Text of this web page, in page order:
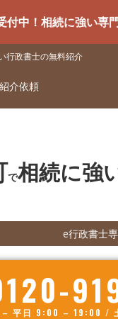
続に強い専門家もご
行政書士の無料紹介
介依頼
で相続に強
e行政書士
– 平日 9:00 – 19:00 /